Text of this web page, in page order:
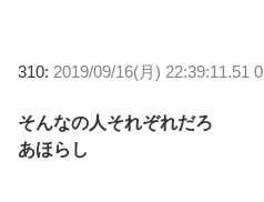
310: 2019/09/16(月) 22:39:11.51 0
そんなの人それぞれだろ
あほらし